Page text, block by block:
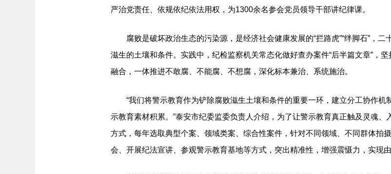
严治党责任、依规依纪依法用权，为1300余名参会党员领导干部讲纪律课。
腐败是破坏政治生态的污染源，是经济社会健康发展的“拦路虎”“绊脚石”，二
滋生的土壤和条件。实践中，纪检监察机关常态化做好查办案件“后半篇文章”，
融合，一体推进不敢腐、不能腐、不想腐，深化标本兼治、系统施治。
“我们将警示教育作为铲除腐败滋生土壤和条件的重要一环，建立分工协作机
示教育素材积累。”泰安市纪委监委负责人介绍，为了让警示教育真正触及灵魂
方式，每年选取典型个案、领域类案、综合性案件，针对不同领域、不同群体拍
会、开展纪法宣讲、参观警示教育基地等方式，突出精准性，增强震慑力，实现由